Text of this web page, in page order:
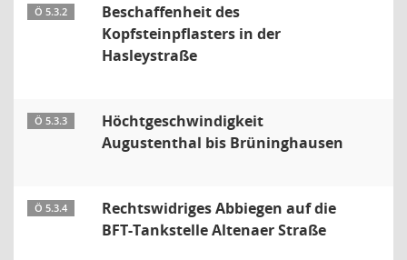
Ö 5.3.2
Beschaffenheit des
Kopfsteinpflasters in der
Hasleystraße
Ö 5.3.3
Höchtgeschwindigkeit
Augustenthal bis Brüninghausen
Ö 5.3.4
Rechtswidriges Abbiegen auf die
BFT-Tankstelle Altenaer Straße